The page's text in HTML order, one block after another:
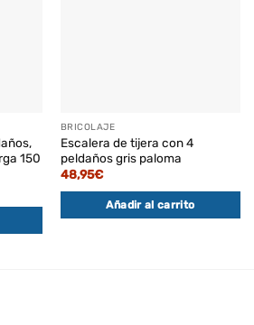
150
BRICOLAJE
Escalera de tijera con 4
peldaños gris paloma
48,95€
Añadir al carrito